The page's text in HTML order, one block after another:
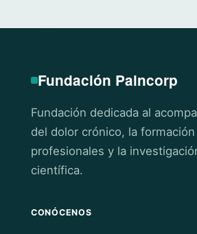
Fundación Paincorp
Fundación dedicada al
del dolor crónico, la formación
profesionales y la
científica.
CONÓCENOS